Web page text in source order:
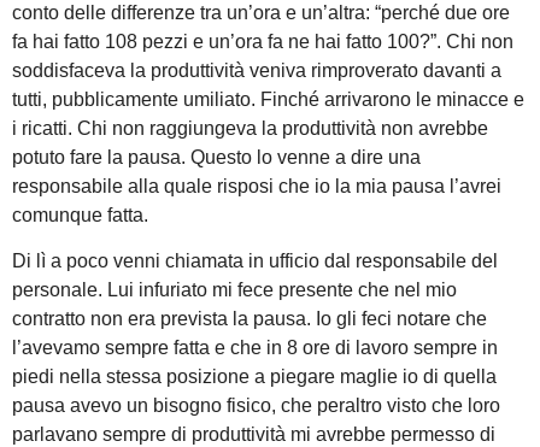
conto delle differenze tra un’ora e un’altra: “perché due ore
fa hai fatto 108 pezzi e un’ora fa ne hai fatto 100?”. Chi non
soddisfaceva la produttività veniva rimproverato davanti a
tutti, pubblicamente umiliato. Finché arrivarono le minacce e
i ricatti. Chi non raggiungeva la produttività non avrebbe
potuto fare la pausa. Questo lo venne a dire una
responsabile alla quale risposi che io la mia pausa l’avrei
comunque fatta.
Di lì a poco venni chiamata in ufficio dal responsabile del
personale. Lui infuriato mi fece presente che nel mio
contratto non era prevista la pausa. Io gli feci notare che
l’avevamo sempre fatta e che in 8 ore di lavoro sempre in
piedi nella stessa posizione a piegare maglie io di quella
pausa avevo un bisogno fisico, che peraltro visto che loro
parlavano sempre di produttività mi avrebbe permesso di